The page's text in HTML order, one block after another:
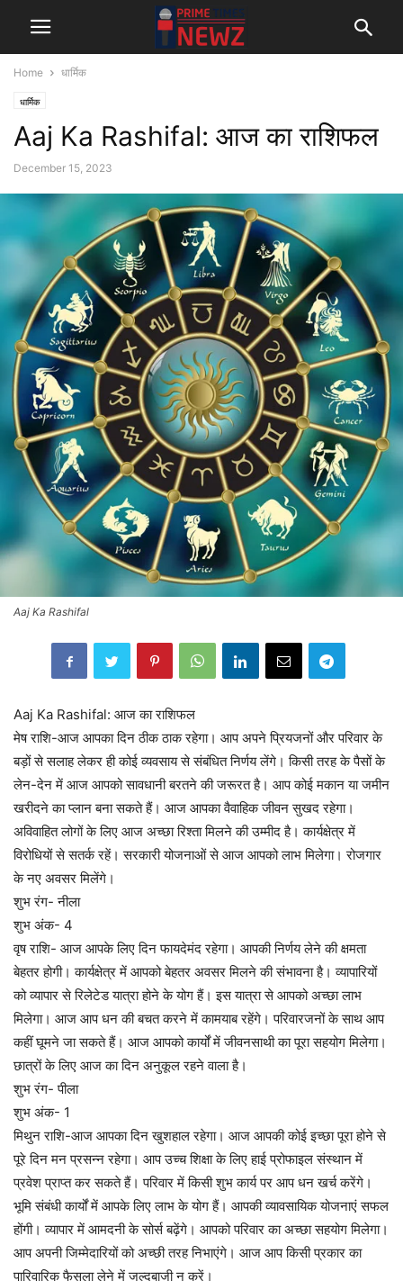
Home धार्मिक
धार्मिक
Aaj Ka Rashifal: आज का राशिफल
December 15, 2023
Aaj Ka Rashifal
Aaj Ka Rashifal: आज का राशिफल
मेष राशि-आज आपका दिन ठीक ठाक रहेगा। आप अपने प्रियजनों और परिवार के
बड़ों से सलाह लेकर ही कोई व्यवसाय से संबंधित निर्णय लेंगे। किसी तरह के पैसों के
लेन-देन में आज आपको सावधानी बरतने की जरूरत है। आप कोई मकान या जमीन
खरीदने का प्लान बना सकते हैं। आज आपका वैवाहिक जीवन सुखद रहेगा।
अविवाहित लोगों के लिए आज अच्छा रिश्ता मिलने की उम्मीद है। कार्यक्षेत्र में
विरोधियों से सतर्क रहें। सरकारी योजनाओं से आज आपको लाभ मिलेगा। रोजगार
के नए अवसर मिलेंगे।
शुभ रंग- नीला
शुभ अंक- 4
वृष राशि- आज आपके लिए दिन फायदेमंद रहेगा। आपकी निर्णय लेने की क्षमता
बेहतर होगी। कार्यक्षेत्र में आपको बेहतर अवसर मिलने की संभावना है। व्यापारियों
को व्यापार से रिलेटेड यात्रा होने के योग हैं। इस यात्रा से आपको अच्छा लाभ
मिलेगा। आज आप धन की बचत करने में कामयाब रहेंगे। परिवारजनों के साथ आप
कहीं घूमने जा सकते हैं। आज आपको कार्यों में जीवनसाथी का पूरा सहयोग मिलेगा।
छात्रों के लिए आज का दिन अनुकूल रहने वाला है।
शुभ रंग- पीला
शुभ अंक- 1
मिथुन राशि-आज आपका दिन खुशहाल रहेगा। आज आपकी कोई इच्छा पूरा होने से
पूरे दिन मन प्रसन्न रहेगा। आप उच्च शिक्षा के लिए हाई प्रोफाइल संस्थान में
प्रवेश प्राप्त कर सकते हैं। परिवार में किसी शुभ कार्य पर आप धन खर्च करेंगे।
भूमि संबंधी कार्यों में आपके लिए लाभ के योग हैं। आपकी व्यावसायिक योजनाएं सफल
होंगी। व्यापार में आमदनी के सोर्स बढ़ेंगे। आपको परिवार का अच्छा सहयोग मिलेगा।
आप अपनी जिम्मेदारियों को अच्छी तरह निभाएंगे। आज आप किसी प्रकार का
पारिवारिक फैसला लेने में जल्दबाजी न करें।